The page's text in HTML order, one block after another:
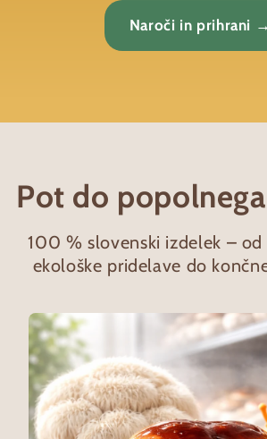
Naroči in prihrani →
Pot do
100 % slovenski izdelek –
ekološke pridelave do